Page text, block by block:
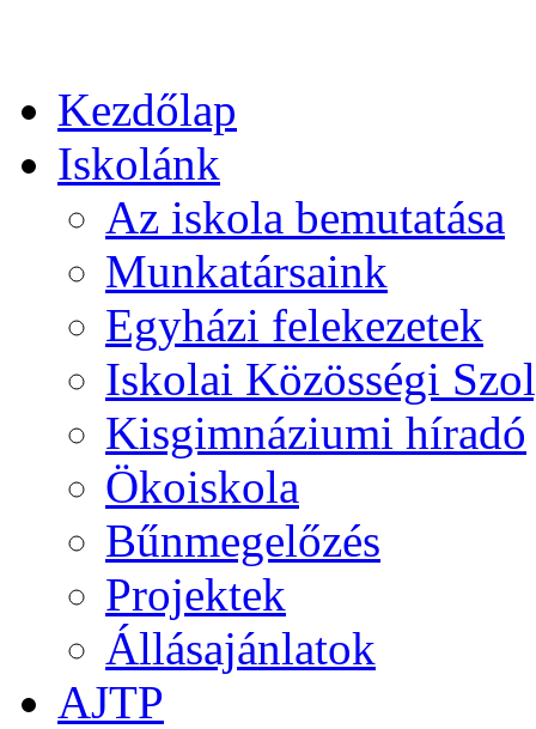
Kezdőlap
Iskolánk
Az iskola bemutatása
Munkatársaink
Egyházi felekezetek
Iskolai Közösségi
Kisgimnáziumi híradó
Ökoiskola
Bűnmegelőzés
Projektek
Állásajánlatok
AJTP